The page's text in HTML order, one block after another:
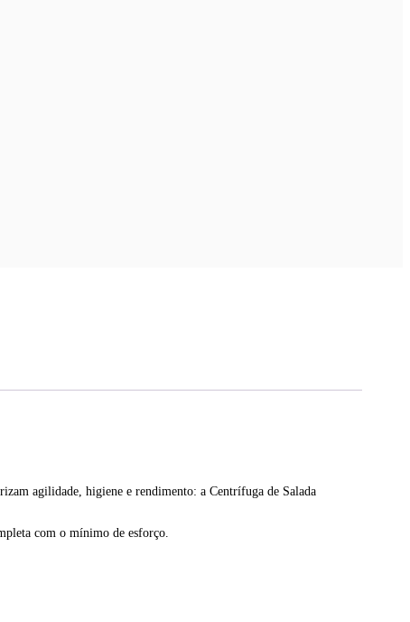
agilidade, higiene e rendimento: a Centrífuga de Salada
com o mínimo de esforço.